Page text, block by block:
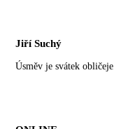
Jiří Suchý
Úsměv je svátek obličeje.